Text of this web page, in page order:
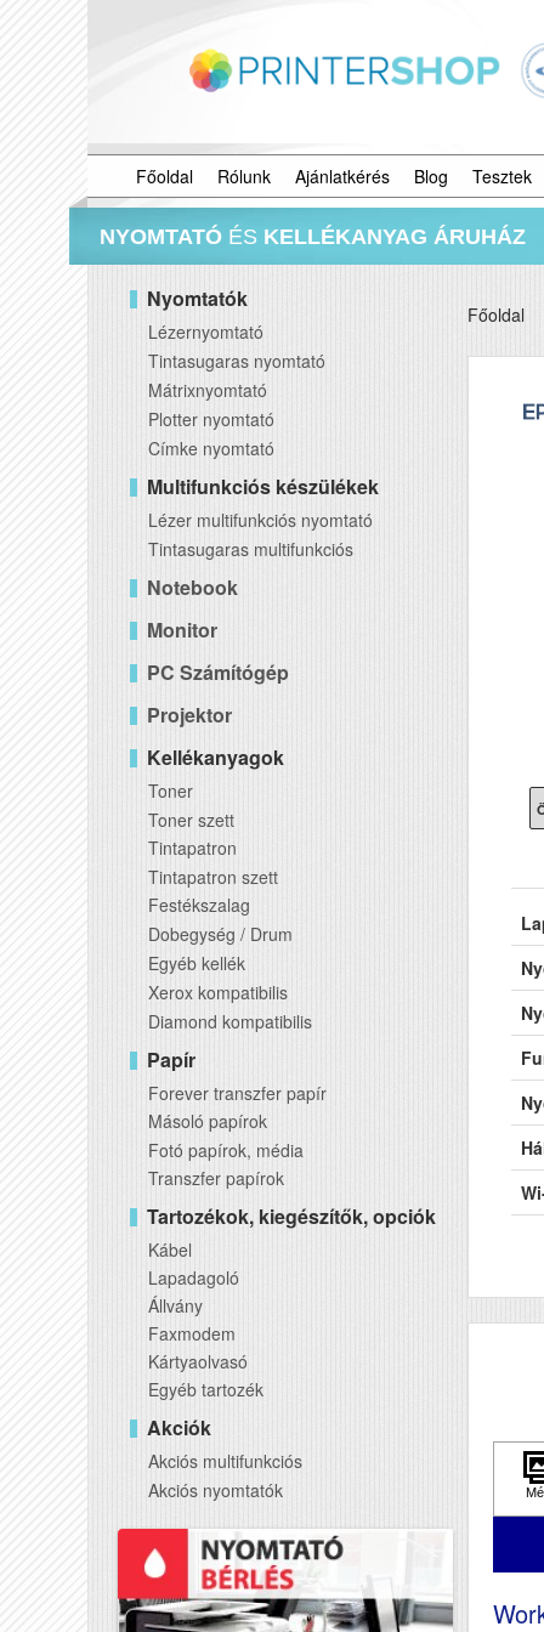
Főoldal Rólunk Ajánlatkérés Blog Tesztek
NYOMTATÓ ÉS KELLÉKANYAG ÁRUHÁZ
Nyomtatók
Lézernyomtató
Tintasugaras nyomtató
Mátrixnyomtató
Plotter nyomtató
Címke nyomtató
Multifunkciós készülékek
Lézer multifunkciós nyomtató
Tintasugaras multifunkciós
Notebook
Monitor
PC Számítógép
Projektor
Kellékanyagok
Toner
Toner szett
Tintapatron
Tintapatron szett
Festékszalag
Dobegység / Drum
Egyéb kellék
Xerox kompatibilis
Diamond kompatibilis
Papír
Forever transzfer papír
Másoló papírok
Fotó papírok, média
Transzfer papírok
Tartozékok, kiegészítők, opciók
Kábel
Lapadagoló
Állvány
Faxmodem
Kártyaolvasó
Egyéb tartozék
Akciók
Akciós multifunkciós
Akciós nyomtatók
Főoldal